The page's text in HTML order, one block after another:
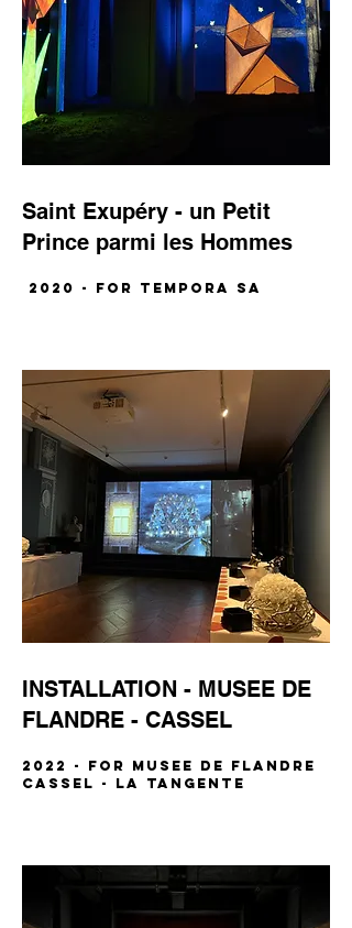
Saint Exupéry - un Petit
Prince parmi les Hommes
2020 - for TEMPORA SA
INSTALLATION - MUSEE DE
FLANDRE - CASSEL
2022 - FOR MUSEE DE FLANDRE
CASSEL - LA TANGENTE